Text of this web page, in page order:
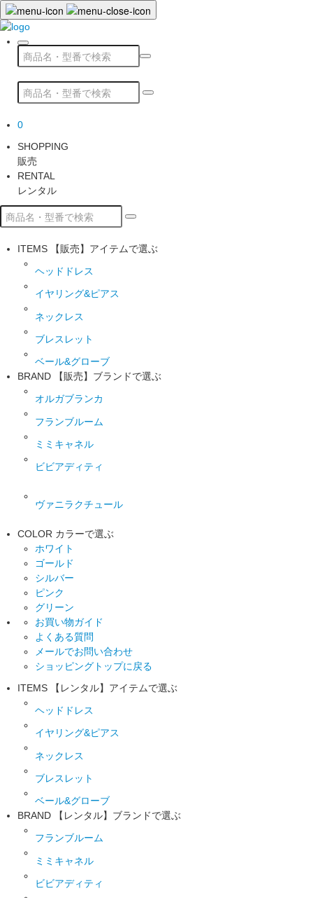
0
SHOPPING
販売
RENTAL
レンタル
ITEMS 【販売】アイテムで選ぶ
ヘッドドレス
イヤリング&ピアス
ネックレス
ブレスレット
ベール&グローブ
BRAND
【販売】ブランドで選ぶ
オルガブランカ
フランブルーム
ミミキャネル
ビビアディティ
ヴァニラクチュール
COLOR カラーで選ぶ
ホワイト
ゴールド
シルバー
ピンク
グリーン
お買い物ガイド
よくある質問
メールでお問い合わせ
ショッピングトップに戻る
ITEMS
【レンタル】アイテムで選ぶ
ヘッドドレス
イヤリング&ピアス
ネックレス
ブレスレット
ベール&グローブ
BRAND
【レンタル】ブランドで選ぶ
フランブルーム
ミミキャネル
ビビアディティ